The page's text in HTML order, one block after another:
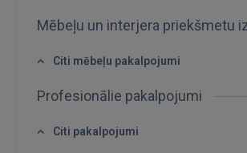
 Sign in with
Vēl neesat reģistrējies?
Mēbeļu un interjera priekšmetu
Citi mēbeļu pakalpojumi
Profesionālie pakalpojumi
Citi pakalpojumi